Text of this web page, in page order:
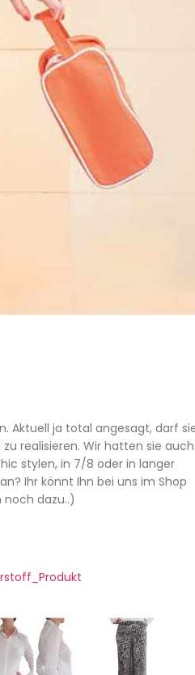
Aktuell ja total angesagt, darf
realisieren. Wir hatten sie auch
stylen, in 7/8 oder in langer
an? Ihr könnt Ihn bei uns im Shop
dazu..)